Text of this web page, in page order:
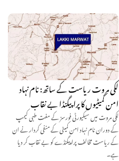
لکی مروت ریاست کے ساتھ: نام نہاد
امن کمیٹیوں کا پراپیگنڈا بے نقاب
لکی مروت میں سیکیورٹی فورسز کے مفت طبی کیمپ
کے دوران نام نہاد امن کمیٹی کے منفی کردار نے ان
کے ریاست مخالف پراپیگنڈے کو بے نقاب کر دیا
ہے۔